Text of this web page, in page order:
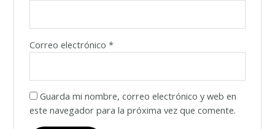
Correo electrónico *
Guarda mi nombre, correo electrónico y web en
este navegador para la próxima vez que comente.